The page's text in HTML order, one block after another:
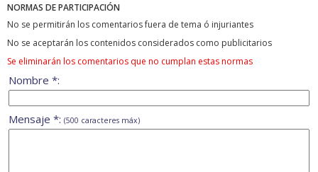
NORMAS DE PARTICIPACIÓN
No se permitirán los comentarios fuera de tema ó injuriantes
No se aceptarán los contenidos considerados como publicitarios
Se eliminarán los comentarios que no cumplan estas normas
Nombre *:
Mensaje *: (500 caracteres máx)